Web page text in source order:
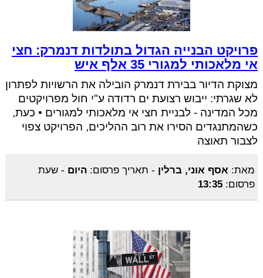
פרויקט הבנייה הגדול בתולדות דנמרק: חצי
אי מלאכותי למגורי 35 אלף איש
מצוקת הדיור בבירת דנמרק הובילה את הרשויות לפתרון
לא שגרתי: ייבוש רצועת ים רדודה ע"י חול מפרויקטים
מכל המדינה - לבניית חצי אי מלאכותי למגורים • כעת,
כשהמתנגדים הסירו את רוב ההליכים, הפרויקט צפוי
לצבור תאוצה
מאת: אסף אוני, ברלין - תאריך פרסום: היום - שעת
פרסום: 13:35